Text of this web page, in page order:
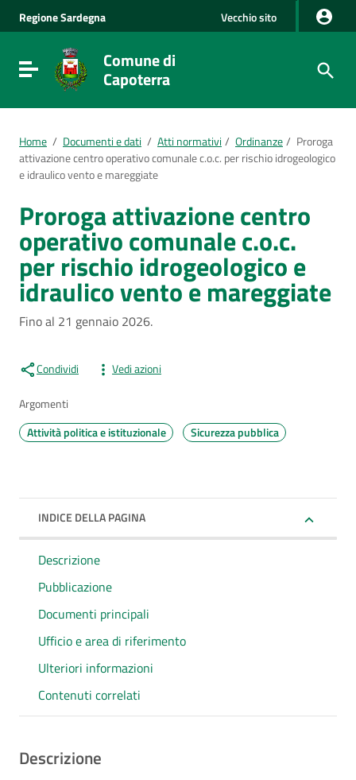
Vai alla navigazione del sito
Vai al Footer
RegioneSardegna Vecchio sito
Visualizza/nascondi menu di navigazione
Comune di
Capoterra
Home / Documenti e dati / Atti normativi / Ordinanze/ Proroga
attivazione centro operativo comunale c.o.c. per rischio idrogeologico
e idraulico vento e mareggiate
Proroga attivazione centro
operativo comunale c.o.c.
per rischio idrogeologico e
idraulico vento e mareggiate
Fino al 21 gennaio 2026.
Condividi Vedi azioni
Argomenti
Attività politica e istituzionale
Sicurezza pubblica
INDICE DELLA PAGINA
Descrizione
Pubblicazione
Documenti principali
Ufficio e area di riferimento
Ulteriori informazioni
Contenuti correlati
Descrizione